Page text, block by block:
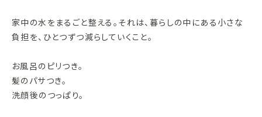
家中の水をまるごと整える。それは、暮らしの中にある小さな
負担を、ひとつずつ減らしていくこと。
お風呂のピリつき。
髪のパサつき。
洗顔後のつっぱり。